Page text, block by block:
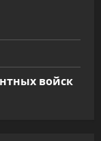
войск